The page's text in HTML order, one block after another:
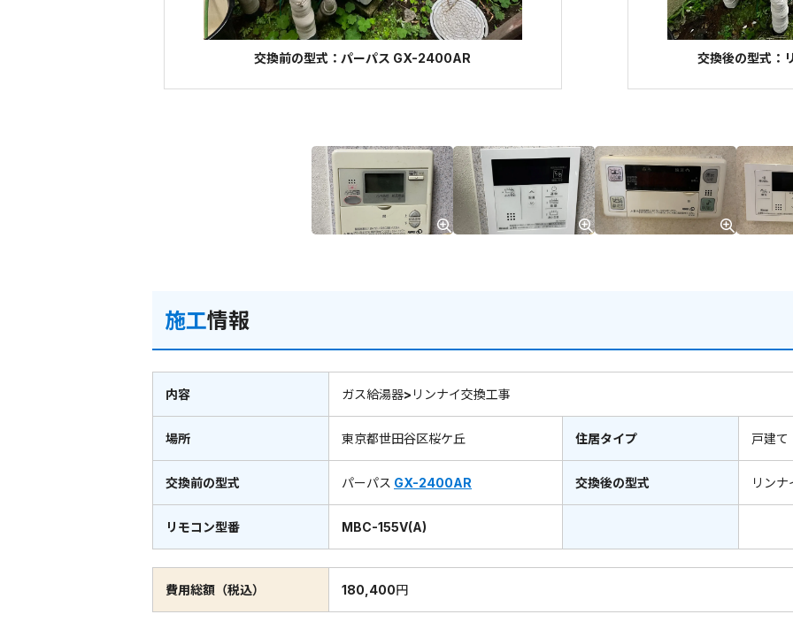
交換前の型式：パーパス GX-2400AR 交換後の型式：
施工情報
内容 ガス給湯器>リンナイ交換工事
場所 東京都世田谷区桜ケ丘 住居タイプ 戸建て
交換前の型式 パーパス GX-2400AR 交換後の型式 リン
リモコン型番 MBC-155V(A)
費用総額（税込） 180,400円